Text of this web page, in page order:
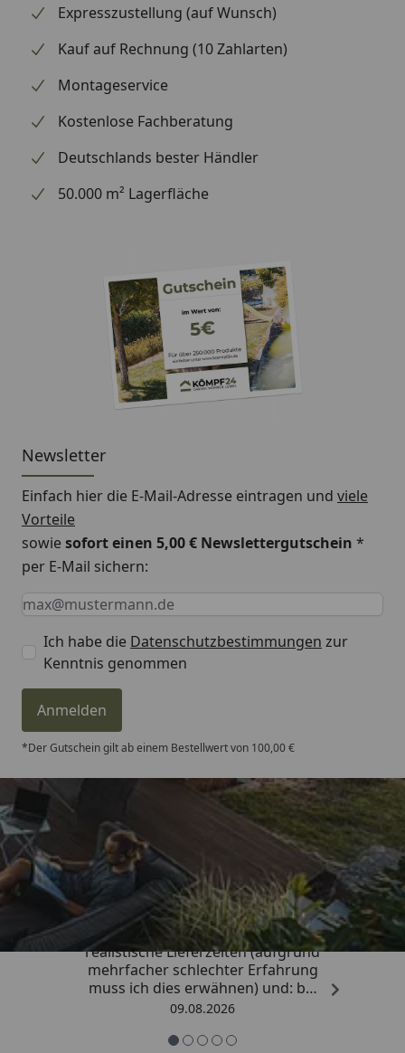
Expresszustellung (auf Wunsch)
Kauf auf Rechnung (10 Zahlarten)
Montageservice
Kostenlose Fachberatung
Deutschlands bester Händler
50.000 m² Lagerfläche
Newsletter
Einfach hier die E-Mail-Adresse eintragen und viele
Vorteile
sowiesofort einen 5,00 € Newslettergutschein *
per E-Mail sichern:
Keine Eingabe erforderlich
Eingabe erforderlich
E-Mail *
Ich habe die Datenschutzbestimmungen zur
Kenntnis genommen
Anmelden
*Der Gutschein gilt ab einem Bestellwert von 100,00 €
Trusted Shops
4,81/ 5
„Sehr gute Qualitäts-Markenware,
realistische Lieferzeiten (aufgrund
mehrfacher schlechter Erfahrung
muss ich dies erwähnen) und: bei
Kritik kommt die Antwort
Menschen mit Verstand und nicht
09.08.2026